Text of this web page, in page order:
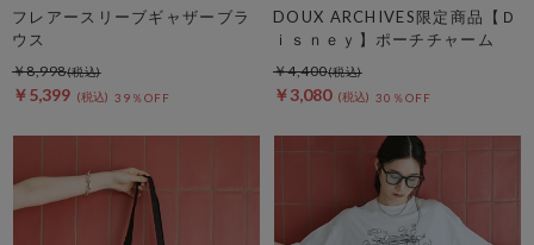
フレアースリーブギャザーブラ
ウス
￥5,399 39％OFF
￥8,998
DOUX ARCHIVES限定商品【Ｄ
ｉｓｎｅｙ】ポーチチャーム
￥3,080 30％OFF
￥4,400